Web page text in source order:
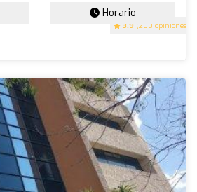
3.9 (200 opiniones)
Horario